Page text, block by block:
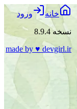
خانه ورود
نسخه 8.9.4
made by ♥ devgirl.ir